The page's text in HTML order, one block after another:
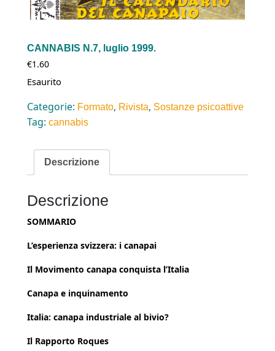
CANNABIS N.7, luglio 1999.
€1.60
Esaurito
Categorie: Formato, Rivista, Sostanze psicoattive
Tag: cannabis
Descrizione
Descrizione
SOMMARIO
L’esperienza svizzera: i canapai
Il Movimento canapa conquista l’Italia
Canapa e inquinamento
Italia: canapa industriale al bivio?
Il Rapporto Roques